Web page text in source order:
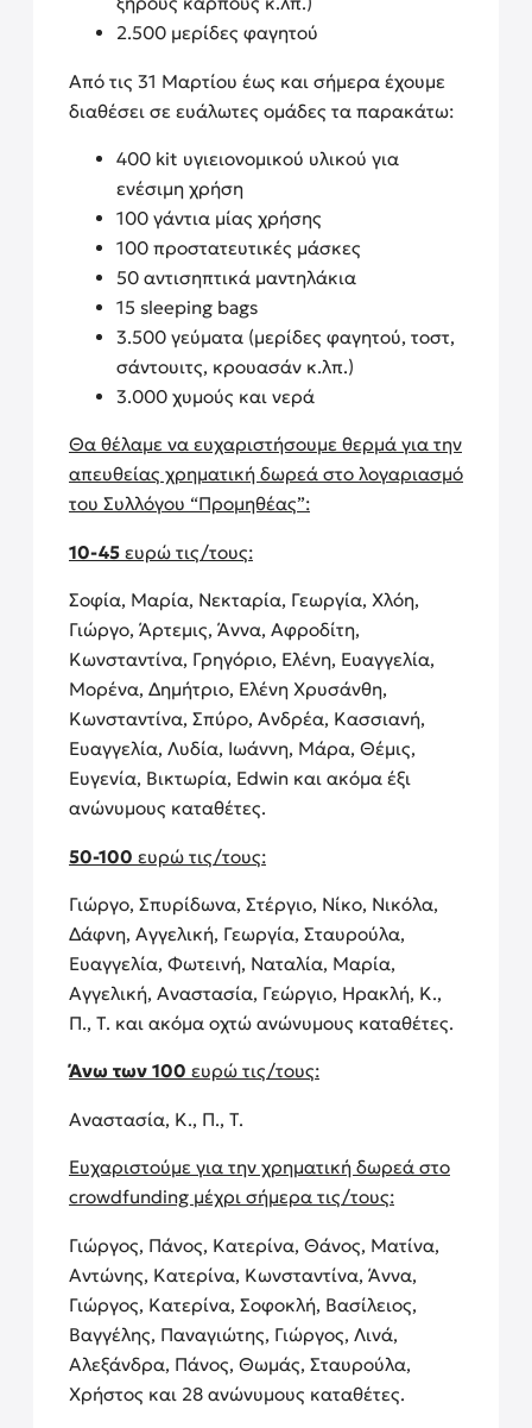
2.500 μερίδες φαγητού
Από τις 31 Μαρτίου έως και σήμερα έχουμε
διαθέσει σε ευάλωτες ομάδες τα παρακάτω:
400 kit υγιειονομικού υλικού για
ενέσιμη χρήση
100 γάντια μίας χρήσης
100 προστατευτικές μάσκες
50 αντισηπτικά μαντηλάκια
15 sleeping bags
3.500 γεύματα (μερίδες φαγητού, τοστ,
σάντουιτς, κρουασάν κ.λπ.)
3.000 χυμούς και νερά
Θα θέλαμε να ευχαριστήσουμε θερμά για την
απευθείας χρηματική δωρεά στο λογαριασμό
του Συλλόγου “Προμηθέας”:
10-45 ευρώ τις/τους:
Σοφία, Μαρία, Νεκταρία, Γεωργία, Χλόη,
Γιώργο, Άρτεμις, Άννα, Αφροδίτη,
Κωνσταντίνα, Γρηγόριο, Ελένη, Ευαγγελία,
Μορένα, Δημήτριο, Ελένη Χρυσάνθη,
Κωνσταντίνα, Σπύρο, Ανδρέα, Κασσιανή,
Ευαγγελία, Λυδία, Ιωάννη, Μάρα, Θέμις,
Ευγενία, Βικτωρία, Edwin και ακόμα έξι
ανώνυμους καταθέτες.
50-100 ευρώ τις/τους:
Γιώργο, Σπυρίδωνα, Στέργιο, Νίκο, Νικόλα,
Δάφνη, Αγγελική, Γεωργία, Σταυρούλα,
Ευαγγελία, Φωτεινή, Ναταλία, Μαρία,
Αγγελική, Αναστασία, Γεώργιο, Ηρακλή, Κ.,
Π., Τ. και ακόμα οχτώ ανώνυμους καταθέτες.
Άνω των 100 ευρώ τις/τους:
Αναστασία, Κ., Π., Τ.
Ευχαριστούμε για την χρηματική δωρεά στο
crowdfunding μέχρι σήμερα τις/τους:
Γιώργος, Πάνος, Κατερίνα, Θάνος, Ματίνα,
Αντώνης, Κατερίνα, Κωνσταντίνα, Άννα,
Γιώργος, Κατερίνα, Σοφοκλή, Βασίλειος,
Βαγγέλης, Παναγιώτης, Γιώργος, Λινά,
Αλεξάνδρα, Πάνος, Θωμάς, Σταυρούλα,
Χρήστος και 28 ανώνυμους καταθέτες.